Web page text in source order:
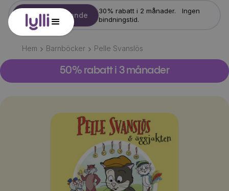
Starta erbjudande
30% rabatt i 2 månader. Ingen
bindningstid.
Hem Barnböcker Pelle Svanslös
50% rabatt i 3 månader